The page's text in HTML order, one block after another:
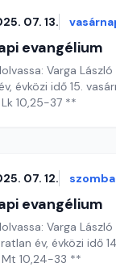
07. 13.
evangélium
Varga László
évközi idő 15.
10,25-37 **
07. 12.
evangélium
Varga László
év, évközi idő
10,24-33 **